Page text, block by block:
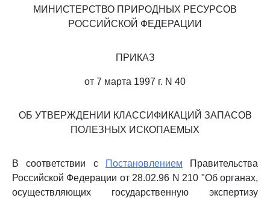
МИНИСТЕРСТВО ПРИРОДНЫХ РЕСУРСОВ
РОССИЙСКОЙ ФЕДЕРАЦИИ
ПРИКАЗ
от 7 марта 1997 г. N 40
ОБ УТВЕРЖДЕНИИ КЛАССИФИКАЦИЙ ЗАПАСОВ
ПОЛЕЗНЫХ ИСКОПАЕМЫХ
В соответствии с Постановлением Правительства
Российской Федерации от 28.02.96 N 210 "Об органах,
осуществляющих государственную экспертизу